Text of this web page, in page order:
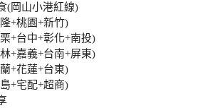
(岡山小港紅線)
+桃園+新竹)
+台中+彰化+南投)
+嘉義+台南+屏東)
+花蓮+台東)
+宅配+超商)